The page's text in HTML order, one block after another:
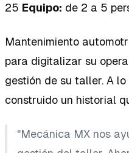
25 Equipo: de 2 a 5
Mantenimiento
para digitalizar su
gestión de su taller. A
construido un historial
"Mecánica MX nos